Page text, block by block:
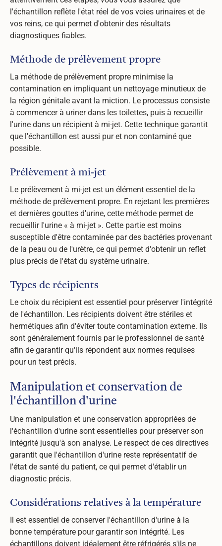
l'échantillon reflète l'état réel de vos voies urinaires et de
vos reins, ce qui permet d'obtenir des résultats
diagnostiques fiables.
Méthode de prélèvement propre
La méthode de prélèvement propre minimise la
contamination en impliquant un nettoyage minutieux de
la région génitale avant la miction. Le processus consiste
à commencer à uriner dans les toilettes, puis à recueillir
l'urine dans un récipient à mi-jet. Cette technique garantit
que l'échantillon est aussi pur et non contaminé que
possible.
Prélèvement à mi-jet
Le prélèvement à mi-jet est un élément essentiel de la
méthode de prélèvement propre. En rejetant les premières
et dernières gouttes d'urine, cette méthode permet de
recueillir l'urine « à mi-jet ». Cette partie est moins
susceptible d'être contaminée par des bactéries provenant
de la peau ou de l'urètre, ce qui permet d'obtenir un reflet
plus précis de l'état du système urinaire.
Types de récipients
Le choix du récipient est essentiel pour préserver l'intégrité
de l'échantillon. Les récipients doivent être stériles et
hermétiques afin d'éviter toute contamination externe. Ils
sont généralement fournis par le professionnel de santé
afin de garantir qu'ils répondent aux normes requises
pour un test précis.
Manipulation et conservation de
l'échantillon d'urine
Une manipulation et une conservation appropriées de
l'échantillon d'urine sont essentielles pour préserver son
intégrité jusqu'à son analyse. Le respect de ces directives
garantit que l'échantillon d'urine reste représentatif de
l'état de santé du patient, ce qui permet d'établir un
diagnostic précis.
Considérations relatives à la température
Il est essentiel de conserver l'échantillon d'urine à la
bonne température pour garantir son intégrité. Les
échantillons doivent idéalement être réfrigérés s'ils ne